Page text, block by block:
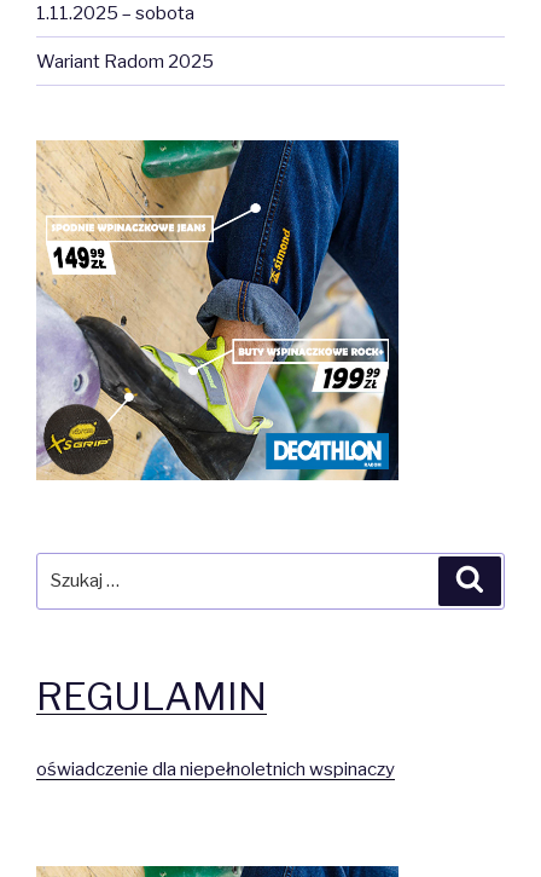
1.11.2025 – sobota
Wariant Radom 2025
REGULAMIN
oświadczenie dla niepełnoletnich wspinaczy